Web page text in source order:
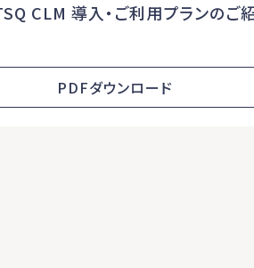
CLM 導入・ご利用プランのご
PDFダウンロード